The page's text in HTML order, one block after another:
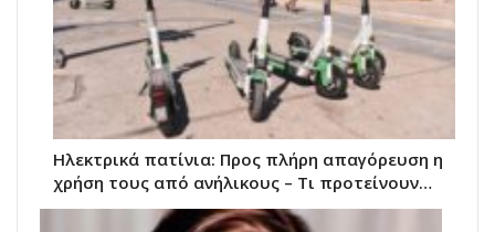
Ηλεκτρικά πατίνια: Προς πλήρη απαγόρευση η
χρήση τους από ανήλικους – Τι προτείνουν…